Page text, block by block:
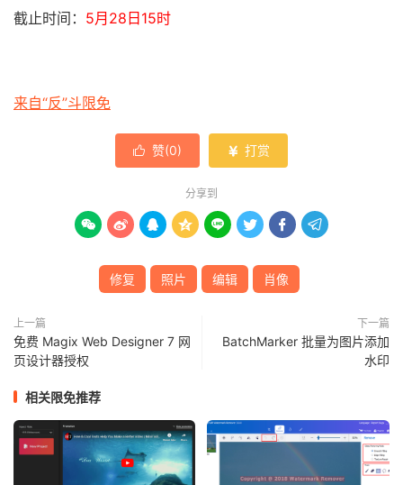
截止时间： 5月28日15时
来自“反”斗限免
 赞(0)  打赏
分享到
       
修复 照片 编辑 肖像
上一篇
免费 Magix Web Designer 7 网
页设计器授权
下一篇
BatchMarker 批量为图片添加
水印
相关限免推荐